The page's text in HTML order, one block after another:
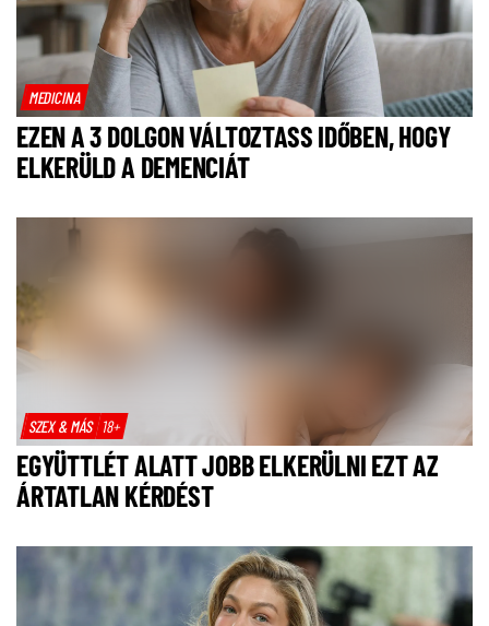
MEDICINA
EZEN A 3 DOLGON VÁLTOZTASS IDŐBEN, HOGY
ELKERÜLD A DEMENCIÁT
SZEX & MÁS 18+
EGYÜTTLÉT ALATT JOBB ELKERÜLNI EZT AZ
ÁRTATLAN KÉRDÉST